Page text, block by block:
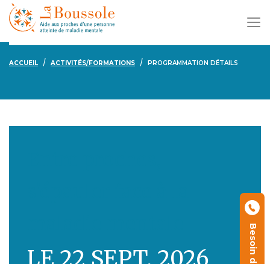
ACCUEIL ACTIVITÉS/FORMATIONS PROGRAMMATION DÉTAILS